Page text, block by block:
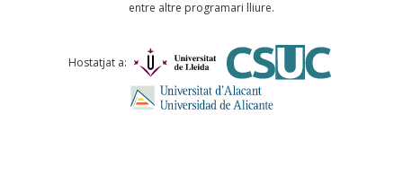
Comentari *
entre altre programari lliure.
Hostatjat a: